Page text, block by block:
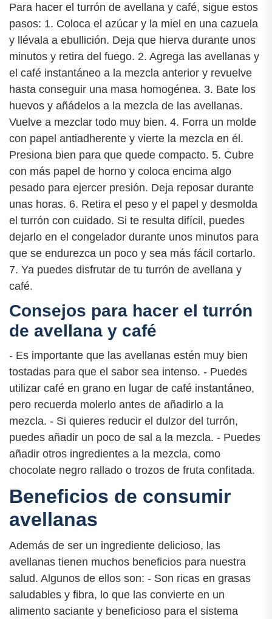
Para hacer el turrón de avellana y café, sigue estos
pasos: 1. Coloca el azúcar y la miel en una cazuela
y llévala a ebullición. Deja que hierva durante unos
minutos y retira del fuego. 2. Agrega las avellanas y
el café instantáneo a la mezcla anterior y revuelve
hasta conseguir una masa homogénea. 3. Bate los
huevos y añádelos a la mezcla de las avellanas.
Vuelve a mezclar todo muy bien. 4. Forra un molde
con papel antiadherente y vierte la mezcla en él.
Presiona bien para que quede compacto. 5. Cubre
con más papel de horno y coloca encima algo
pesado para ejercer presión. Deja reposar durante
unas horas. 6. Retira el peso y el papel y desmolda
el turrón con cuidado. Si te resulta difícil, puedes
dejarlo en el congelador durante unos minutos para
que se endurezca un poco y sea más fácil cortarlo.
7. Ya puedes disfrutar de tu turrón de avellana y
café.
Consejos para hacer el turrón
de avellana y café
- Es importante que las avellanas estén muy bien
tostadas para que el sabor sea intenso. - Puedes
utilizar café en grano en lugar de café instantáneo,
pero recuerda molerlo antes de añadirlo a la
mezcla. - Si quieres reducir el dulzor del turrón,
puedes añadir un poco de sal a la mezcla. - Puedes
añadir otros ingredientes a la mezcla, como
chocolate negro rallado o trozos de fruta confitada.
Beneficios de consumir
avellanas
Además de ser un ingrediente delicioso, las
avellanas tienen muchos beneficios para nuestra
salud. Algunos de ellos son: - Son ricas en grasas
saludables y fibra, lo que las convierte en un
alimento saciante y beneficioso para el sistema